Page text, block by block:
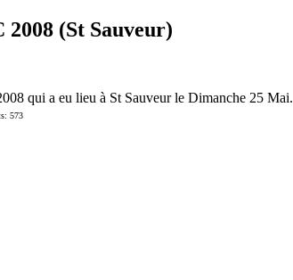
(St Sauveur)
qui a eu lieu à St Sauveur le Dimanche 25 Mai.
573